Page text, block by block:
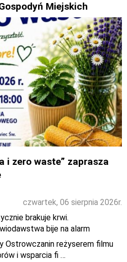
Miejskich
i zero waste” zaprasza
czwartek, 06 sierpnia 2026r.
brakuje krwi.
bije na alarm
Ostrowczanin reżyserem filmu
i wsparcia fi …